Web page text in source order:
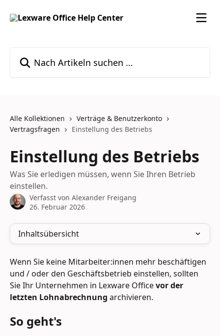
Alle Kollektionen
Verträge & Benutzerkonto
Vertragsfragen
Einstellung des Betriebs
Einstellung des Betriebs
Was Sie erledigen müssen, wenn Sie Ihren Betrieb
einstellen.
Verfasst von Alexander Freigang
26. Februar 2026
Inhaltsübersicht
Wenn Sie keine Mitarbeiter:innen mehr beschäftigen
und / oder den Geschäftsbetrieb einstellen, sollten
Sie Ihr Unternehmen in Lexware Office vor der
letzten Lohnabrechnung archivieren.
So geht's